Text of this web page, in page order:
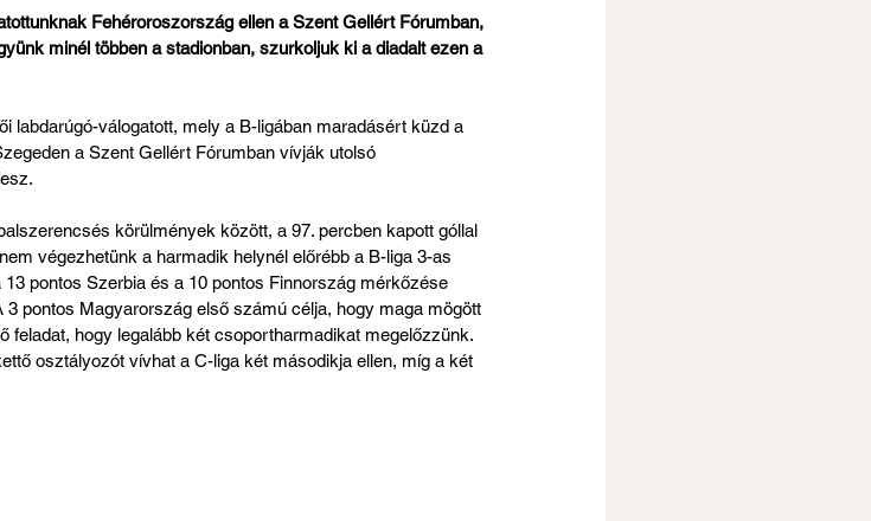
Fehéroroszország ellen a Szent Gellért Fórumban,
minél többen a stadionban, szurkoljuk ki a diadalt ezen a
labdarúgó-válogatott, mely a B-ligában maradásért küzd a
a Szent Gellért Fórumban vívják utolsó
körülmények között, a 97. percben kapott góllal
végezhetünk a harmadik helynél előrébb a B-liga 3-as
pontos Szerbia és a 10 pontos Finnország mérkőzése
pontos Magyarország első számú célja, hogy maga mögött
hogy legalább két csoportharmadikat megelőzzünk.
osztályozót vívhat a C-liga két másodikja ellen, míg a két